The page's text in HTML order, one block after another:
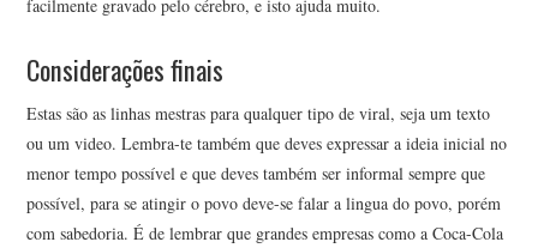
facilmente gravado pelo cérebro, e isto ajuda muito.
Considerações finais
Estas são as linhas mestras para qualquer tipo de viral, seja um texto
ou um video. Lembra-te também que deves expressar a ideia inicial no
menor tempo possível e que deves também ser informal sempre que
possível, para se atingir o povo deve-se falar a lingua do povo, porém
com sabedoria. É de lembrar que grandes empresas como a Coca-Cola